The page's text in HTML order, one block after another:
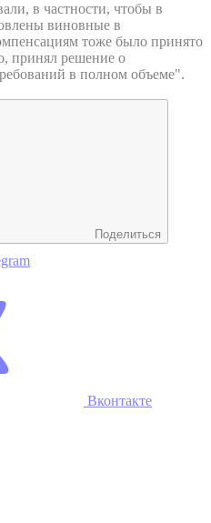
в частности, чтобы в
виновные в
тоже было принято
принял решение о
в полном объеме".
Поделиться
Вконтакте